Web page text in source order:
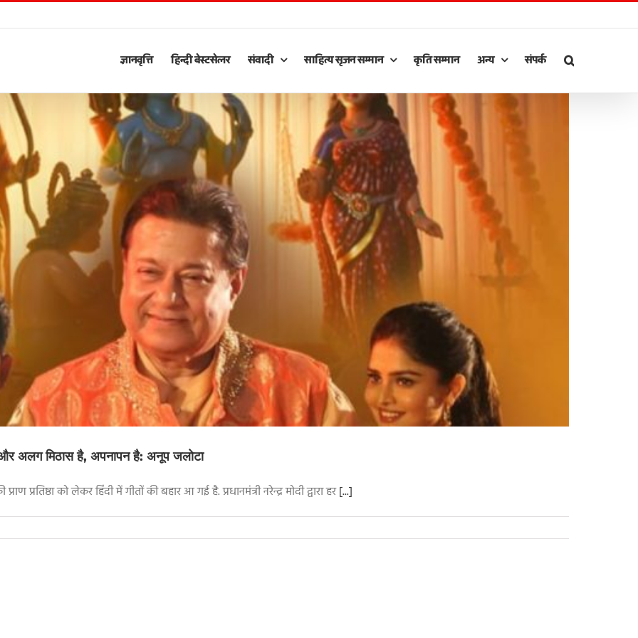
ज्ञानवृत्ति हिन्दी बेस्टसेलर संवादी साहित्य सृजन सम्मान कृति सम्मान अन्य संपर्क
अलग मिठास है, अपनापन है: अनूप जलोटा
प्रतिष्ठा को लेकर हिंदी में गीतों की बहार आ गई है. प्रधानमंत्री नरेन्द्र मोदी द्वारा हर[...]